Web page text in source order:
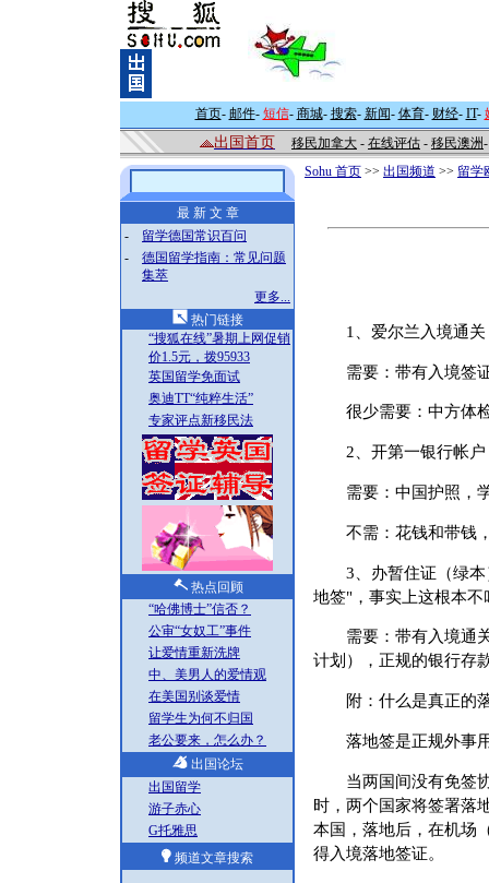
首页- 邮件- 短信- 商城- 搜索- 新闻- 体育- 财经- IT-
出国首页 移民加拿大 - 在线评估 - 移民澳洲
最 新 文 章
-
留学德国常识百问
-
德国留学指南：常见问题
集萃
更多...
热门链接
“搜狐在线”暑期上网促销
价1.5元，拨95933
英国留学免面试
奥迪TT“纯粹生活”
专家评点新移民法
热点回顾
“哈佛博士”信否？
公审“女奴工”事件
让爱情重新洗牌
中、美男人的爱情观
在美国别谈爱情
留学生为何不归国
老公要来，怎么办？
出国论坛
出国留学
游子赤心
G托雅思
频道文章搜索
Sohu 首页 >> 出国频道 >> 留学
1、爱尔兰入境通关
需要：带有入境签证
很少需要：中方体
2、开第一银行帐户
需要：中国护照，学
不需：花钱和带钱，
3、办暂住证（绿本
地签"，事实上这根本
需要：带有入境通关
计划），正规的银行存
附：什么是真正的
落地签是正规外事用
当两国间没有免签协
时，两个国家将签署落
本国，落地后，在机场
得入境落地签证。